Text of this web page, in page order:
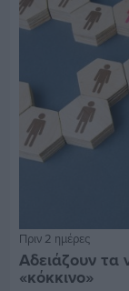
Πριν 2 ημέρες
Αδειάζουν τα
«κόκκινο»